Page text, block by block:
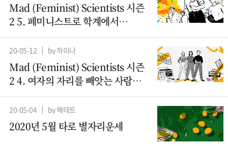
Mad (Feminist) Scientists 시즌
2 5. 페미니스트로 학계에서
살아남기
20-05-12 by 하미나
Mad (Feminist) Scientists 시즌
2 4. 여자의 자리를 빼앗는 사람들
– 컴퓨터과학 (2)
20-05-04 by 헤테트
2020년 5월 타로 별자리운세